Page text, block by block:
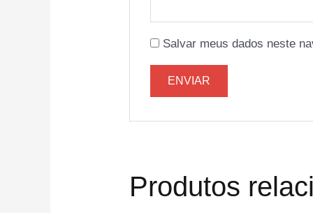
Salvar meus dados neste
Produtos